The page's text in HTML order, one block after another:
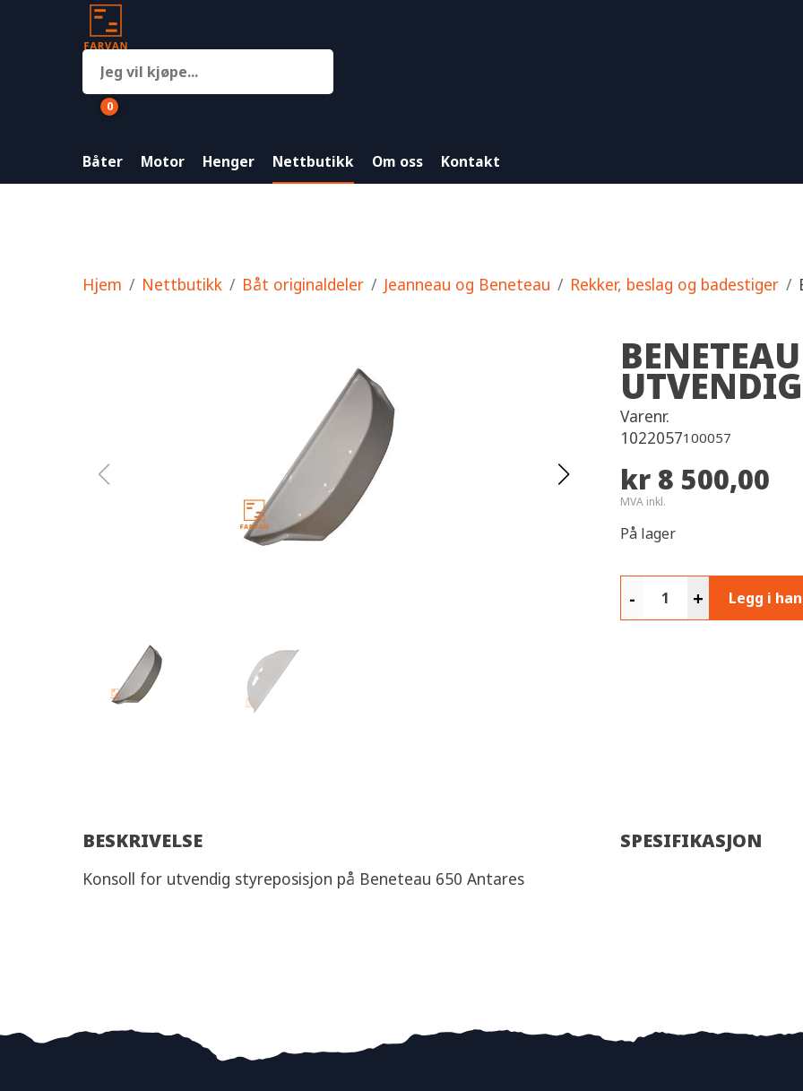
0
Båter Motor Henger Nettbutikk Om oss Kontakt
Hjem Nettbutikk Båt originaldeler Jeanneau og Beneteau Rekker, beslag og badestiger
Varenr.
1022057100057
kr 8 500,00
MVA inkl.
På lager
- + Legg i
BESKRIVELSE
Konsoll for utvendig styreposisjon på Beneteau 650 Antares
SPESIFIKASJON